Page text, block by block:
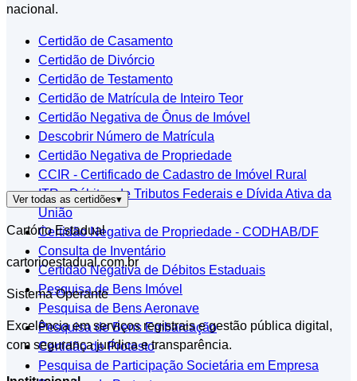
nacional.
Certidão de Casamento
Certidão de Divórcio
Certidão de Testamento
Certidão de Matrícula de Inteiro Teor
Certidão Negativa de Ônus de Imóvel
Descobrir Número de Matrícula
Certidão Negativa de Propriedade
CCIR - Certificado de Cadastro de Imóvel Rural
ITR - Débitos de Tributos Federais e Dívida Ativa da
União
Certidão Negativa de Propriedade - CODHAB/DF
Consulta de Inventário
Certidão Negativa de Débitos Estaduais
Pesquisa de Bens Imóvel
Pesquisa de Bens Aeronave
Pesquisa de Bens Embarcação
Certidão de Protesto
Pesquisa de Participação Societária em Empresa
Ver todas as certidões▾
Cartório Estadual
cartorioestadual.com.br
Sistema Operante
Excelência em serviços registrais e gestão pública digital,
com segurança jurídica e transparência.